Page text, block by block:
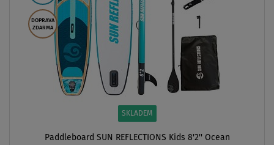
DOPRAVA
ZDARMA
SKLADEM
Paddleboard SUN REFLECTIONS Kids 8'2'' Ocean